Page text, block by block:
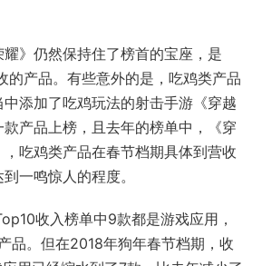
》仍然保持住了榜首的宝座，是
的产品。有些意外的是，吃鸡类产品
添加了吃鸡玩法的射击手游《穿越
产品上榜，且去年的榜单中，《穿
吃鸡类产品在春节档期具体到营收
一鸣惊人的程度。
收入榜单中9款都是游戏应用，
品。但在2018年狗年春节档期，收